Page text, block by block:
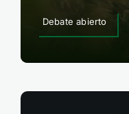
Debate abierto